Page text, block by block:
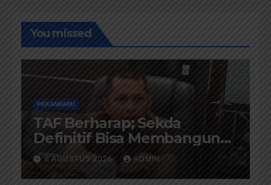
You missed
PEKANBARU
TAF Berharap; Sekda
Definitif Bisa Membangun
Komunikasi Antara
Eksekutif dan Legislatif
6 AGUSTUS 2026 ADMIN